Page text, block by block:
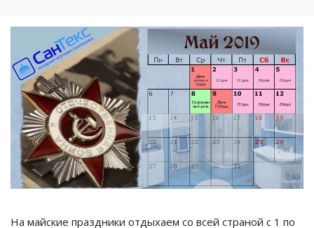
На майские праздники отдыхаем со всей страной с 1 по